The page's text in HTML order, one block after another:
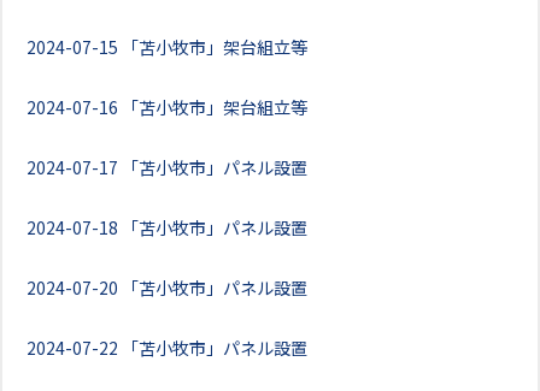
2024-07-15 「苫小牧市」架台組立等
2024-07-16 「苫小牧市」架台組立等
2024-07-17 「苫小牧市」パネル設置
2024-07-18 「苫小牧市」パネル設置
2024-07-20 「苫小牧市」パネル設置
2024-07-22 「苫小牧市」パネル設置